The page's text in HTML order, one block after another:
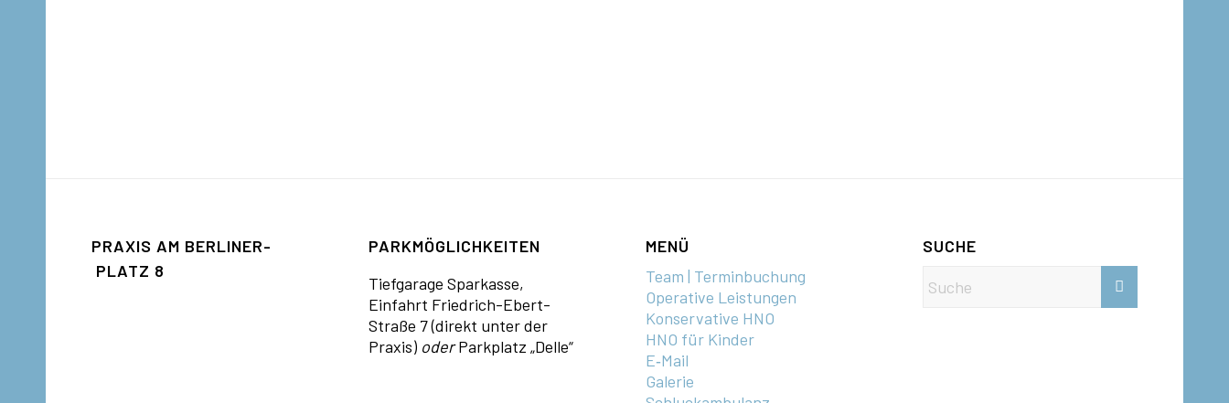
PRAXIS AM BERLINER­
PLATZ­ 8
PARKMÖGLICHKEITEN
Tiefga­rage Sparkasse,
Einfahrt Fried­rich-Ebert-
Straße 7 (direkt unter der
Praxis) oderParkplatz „Delle“
MENÜ
Team | Terminbuchung
Operative Leistungen
Konservative HNO
HNO für Kinder
E‑Mail
Galerie
SUCHE